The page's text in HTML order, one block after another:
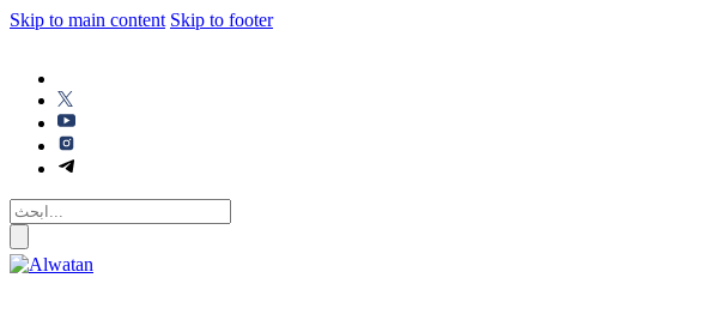
Skip to main content Skip to footer